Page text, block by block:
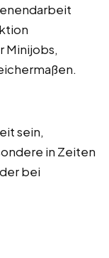
Minijobs,
sein,
in Zeiten
bei